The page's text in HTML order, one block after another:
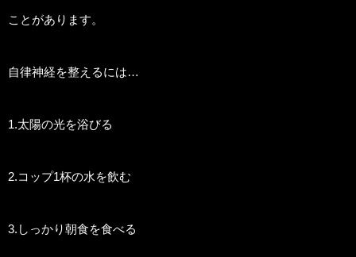
ことがあります。
自律神経を整えるには…
1.太陽の光を浴びる
2.コップ1杯の水を飲む
3.しっかり朝食を食べる